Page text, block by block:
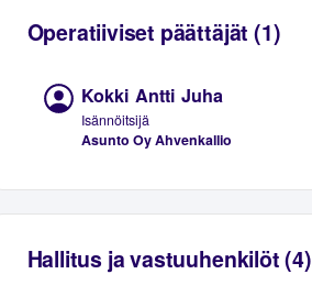
Operatiiviset päättäjät (1)
Kokki Antti Juha
Isännöitsijä
Asunto Oy Ahvenkallio
Hallitus ja vastuuhenkilöt (4)